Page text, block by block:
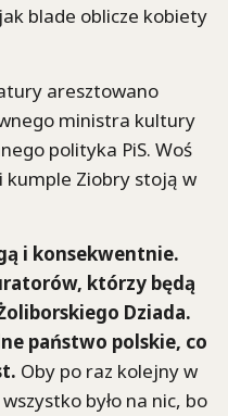
blade oblicze kobiety
aresztowano
ministra kultury
polityka PiS. Woś
kumple Ziobry stoją w
i konsekwentnie.
którzy będą
Dziada.
państwo polskie, co
Oby po raz kolejny w
było na nic, bo